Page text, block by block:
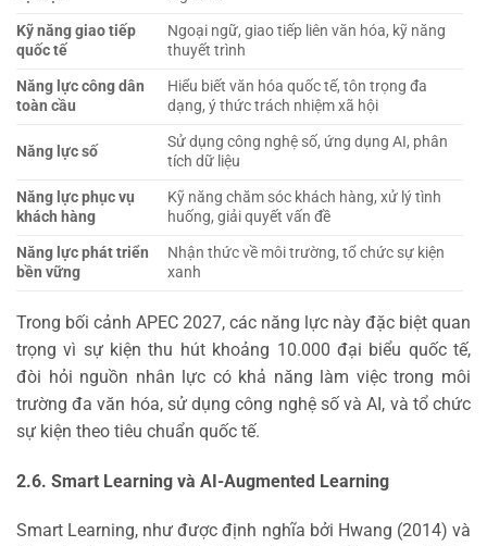
Kỹ năng giao tiếp
quốc tế
Ngoại ngữ, giao tiếp liên văn hóa, kỹ năng
thuyết trình
Năng lực công dân
toàn cầu
Hiểu biết văn hóa quốc tế, tôn trọng đa
dạng, ý thức trách nhiệm xã hội
Năng lực số
Sử dụng công nghệ số, ứng dụng AI, phân
tích dữ liệu
Năng lực phục vụ
khách hàng
Kỹ năng chăm sóc khách hàng, xử lý tình
huống, giải quyết vấn đề
Năng lực phát triển
bền vững
Nhận thức về môi trường, tổ chức sự kiện
xanh
Trong bối cảnh APEC 2027, các năng lực này đặc biệt quan
trọng vì sự kiện thu hút khoảng 10.000 đại biểu quốc tế,
đòi hỏi nguồn nhân lực có khả năng làm việc trong môi
trường đa văn hóa, sử dụng công nghệ số và AI, và tổ chức
sự kiện theo tiêu chuẩn quốc tế.
2.6. Smart Learning và AI-Augmented Learning
Smart Learning, như được định nghĩa bởi Hwang (2014) và